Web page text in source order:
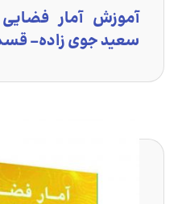
آموزش آمار
سعید جوی زاده-